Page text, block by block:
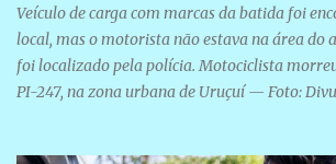
Veículo de carga com marcas da batida foi
local, mas o motorista não estava na área do
foi localizado pela polícia. Motociclista
PI-247, na zona urbana de Uruçuí — Foto: